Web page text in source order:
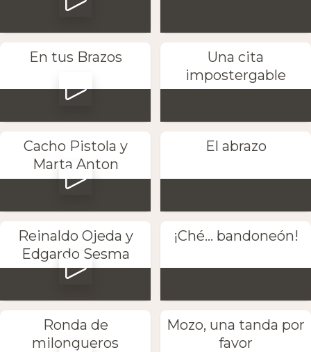
En tus Brazos
Una cita
impostergable
Cacho Pistola y
Marta Anton
El abrazo
Reinaldo Ojeda y
Edgardo Sesma
¡Ché... bandoneón!
Ronda de
milongueros
Mozo, una tanda por
favor